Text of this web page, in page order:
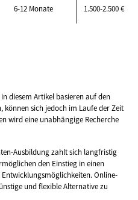
6-12 Monate 1.500-2.500 €
diesem Artikel basieren auf den
sich jedoch im Laufe der Zeit
wird eine unabhängige Recherche
Ausbildung zahlt sich langfristig
den Einstieg in einen
Online-
und flexible Alternative zu